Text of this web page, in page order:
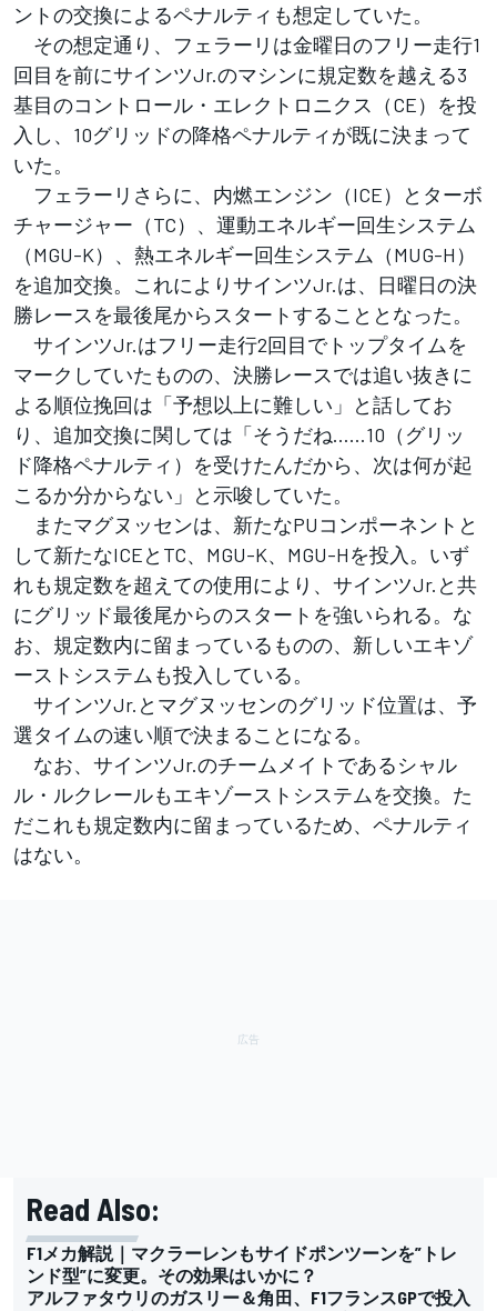
ントの交換によるペナルティも想定していた。
その想定通り、フェラーリは金曜日のフリー走行1
回目を前にサインツJr.のマシンに規定数を越える3
基目のコントロール・エレクトロニクス（CE）を投
入し、10グリッドの降格ペナルティが既に決まって
いた。
フェラーリさらに、内燃エンジン（ICE）とターボ
チャージャー（TC）、運動エネルギー回生システム
（MGU-K）、熱エネルギー回生システム（MUG-H）
を追加交換。これによりサインツJr.は、日曜日の決
勝レースを最後尾からスタートすることとなった。
サインツJr.はフリー走行2回目でトップタイムを
マークしていたものの、決勝レースでは追い抜きに
よる順位挽回は「予想以上に難しい」と話してお
り、追加交換に関しては「そうだね……10（グリッ
ド降格ペナルティ）を受けたんだから、次は何が起
こるか分からない」と示唆していた。
またマグヌッセンは、新たなPUコンポーネントと
して新たなICEとTC、MGU-K、MGU-Hを投入。いず
れも規定数を超えての使用により、サインツJr.と共
にグリッド最後尾からのスタートを強いられる。な
お、規定数内に留まっているものの、新しいエキゾ
ーストシステムも投入している。
サインツJr.とマグヌッセンのグリッド位置は、予
選タイムの速い順で決まることになる。
なお、サインツJr.のチームメイトであるシャル
ル・ルクレールもエキゾーストシステムを交換。た
だこれも規定数内に留まっているため、ペナルティ
はない。
Read Also:
F1メカ解説｜マクラーレンもサイドポンツーンを”トレ
ンド型”に変更。その効果はいかに？
アルファタウリのガスリー＆角田、F1フランスGPで投入